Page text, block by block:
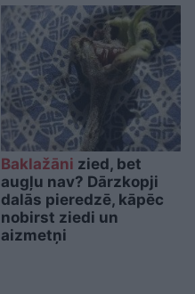
Baklažāni zied, bet
augļu nav? Dārzkopji
dalās pieredzē, kāpēc
nobirst ziedi un
aizmetņi